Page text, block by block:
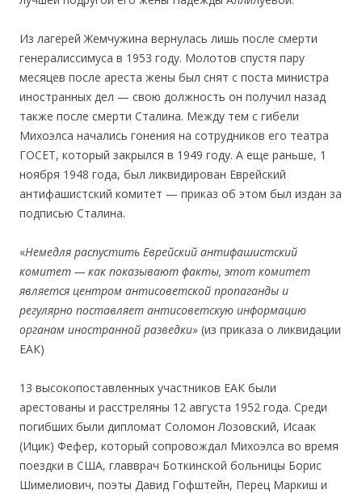
Из лагерей Жемчужина вернулась лишь после смерти
генералиссимуса в 1953 году. Молотов спустя пару
месяцев после ареста жены был снят с поста министра
иностранных дел — свою должность он получил назад
также после смерти Сталина. Между тем с гибели
Михоэлса начались гонения на сотрудников его театра
ГОСЕТ, который закрылся в 1949 году. А еще раньше, 1
ноября 1948 года, был ликвидирован Еврейский
антифашистский комитет — приказ об этом был издан за
подписью Сталина.
«Немедля распустить Еврейский антифашистский
комитет — как показывают факты, этот комитет
является центром антисоветской пропаганды и
регулярно поставляет антисоветскую информацию
органам иностранной разведки» (из приказа о ликвидации
ЕАК)
13 высокопоставленных участников ЕАК были
арестованы и расстреляны 12 августа 1952 года. Среди
погибших были дипломат Соломон Лозовский, Исаак
(Ицик) Фефер, который сопровождал Михоэлса во время
поездки в США, главврач Боткинской больницы Борис
Шимелиович, поэты Давид Гофштейн, Перец Маркиш и